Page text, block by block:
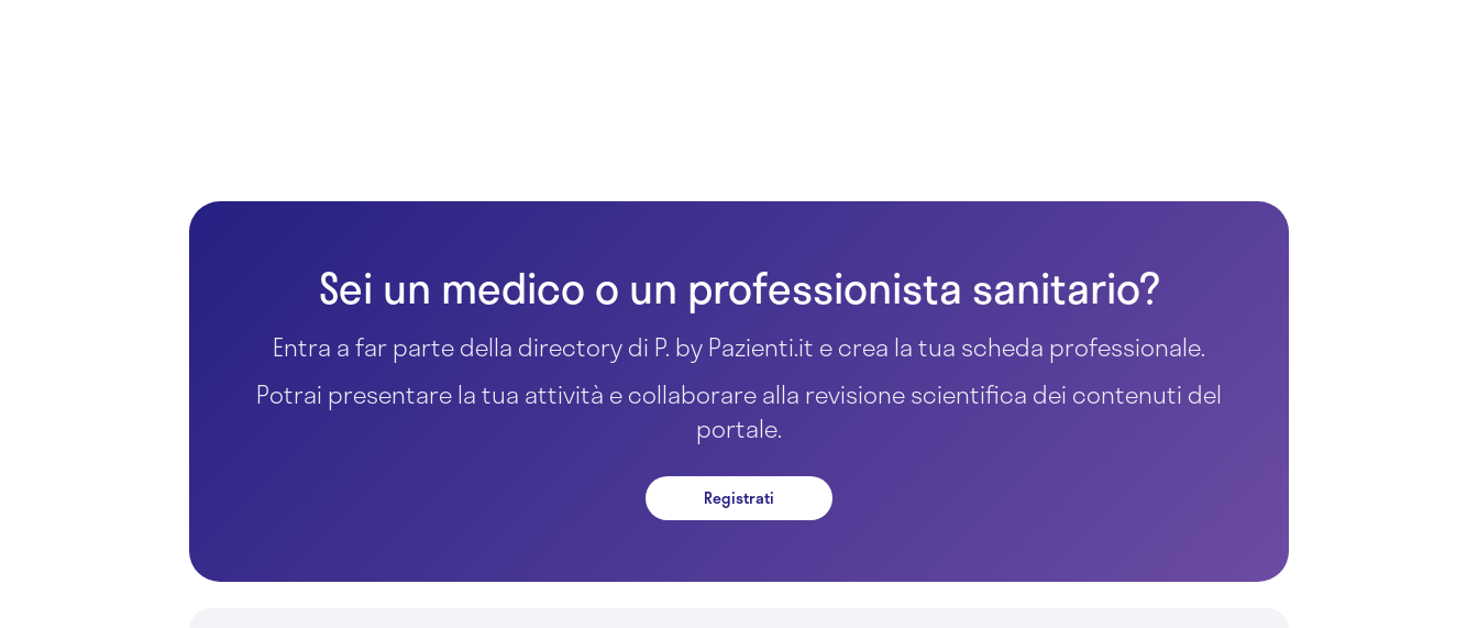
Sei un medico o un professionista sanitario?
Entra a far parte della directory di P. by Pazienti.it e crea la tua scheda professionale.
Potrai presentare la tua attività e collaborare alla revisione scientifica dei contenuti del
portale.
Registrati